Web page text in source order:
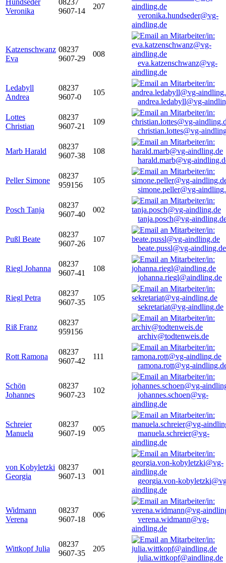
Hundseder
Veronika
08237
9607-14
207
veronika.hundseder@vg-
aindling.de
Katzenschwanz
Eva
08237
9607-29
008
eva.katzenschwanz@vg-
aindling.de
Ledabyll
Andrea
08237
9607-0
105
andrea.ledabyll@vg-
Lottes
Christian
08237
9607-21
109
christian.lottes@vg-
Marb Harald
08237
9607-38
108
harald.marb@vg-
Peller Simone
08237
959156
105
simone.peller@vg-
Posch Tanja
08237
9607-40
002
tanja.posch@vg-
Pußl Beate
08237
9607-26
107
beate.pussl@vg-aindling.de
Riegl Johanna
08237
9607-41
108
johanna.riegl@aindling.de
Riegl Petra
08237
9607-35
105
sekretariat@vg-aindling.de
Riß Franz
08237
959156
archiv@todtenweis.de
Rott Ramona
08237
9607-42
111
ramona.rott@vg-
Schön
Johannes
08237
9607-23
102
johannes.schoen@vg-
aindling.de
Schreier
Manuela
08237
9607-19
005
manuela.schreier@vg-
aindling.de
von Kobyletzki
Georgia
08237
9607-13
001
georgia.von-
aindling.de
Widmann
Verena
08237
9607-18
006
verena.widmann@vg-
aindling.de
Wittkopf Julia
08237
9607-35
205
julia.wittkopf@aindling.de